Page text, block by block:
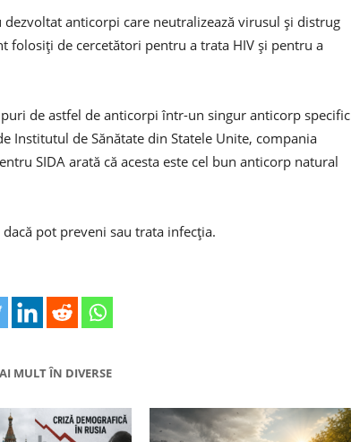
anticorpi care neutralizează virusul și distrug
folosiți de cercetători pentru a trata HIV și pentru a
de astfel de anticorpi într-un singur anticorp specific
Institutul de Sănătate din Statele Unite, compania
SIDA arată că acesta este cel bun anticorp natural
pot preveni sau trata infecția.
MULT ÎN DIVERSE